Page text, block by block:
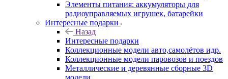
Элементы питания: аккумуляторы для
радиоуправляемых игрушек, батарейки
Интересные подарки
Назад
Интересные подарки
Коллекционные модели авто,самолётов идр.
Коллекционные модели паровозов и поездов
Металлические и деревянные сборные 3D
модели